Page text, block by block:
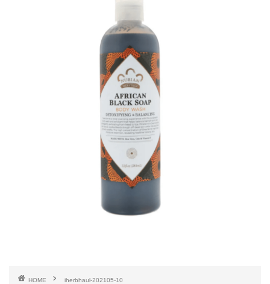
HOME iherbhaul-202105-10